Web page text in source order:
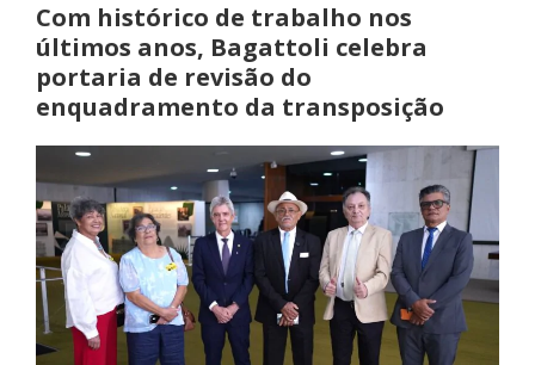
Com histórico de trabalho nos
últimos anos, Bagattoli celebra
portaria de revisão do
enquadramento da transposição